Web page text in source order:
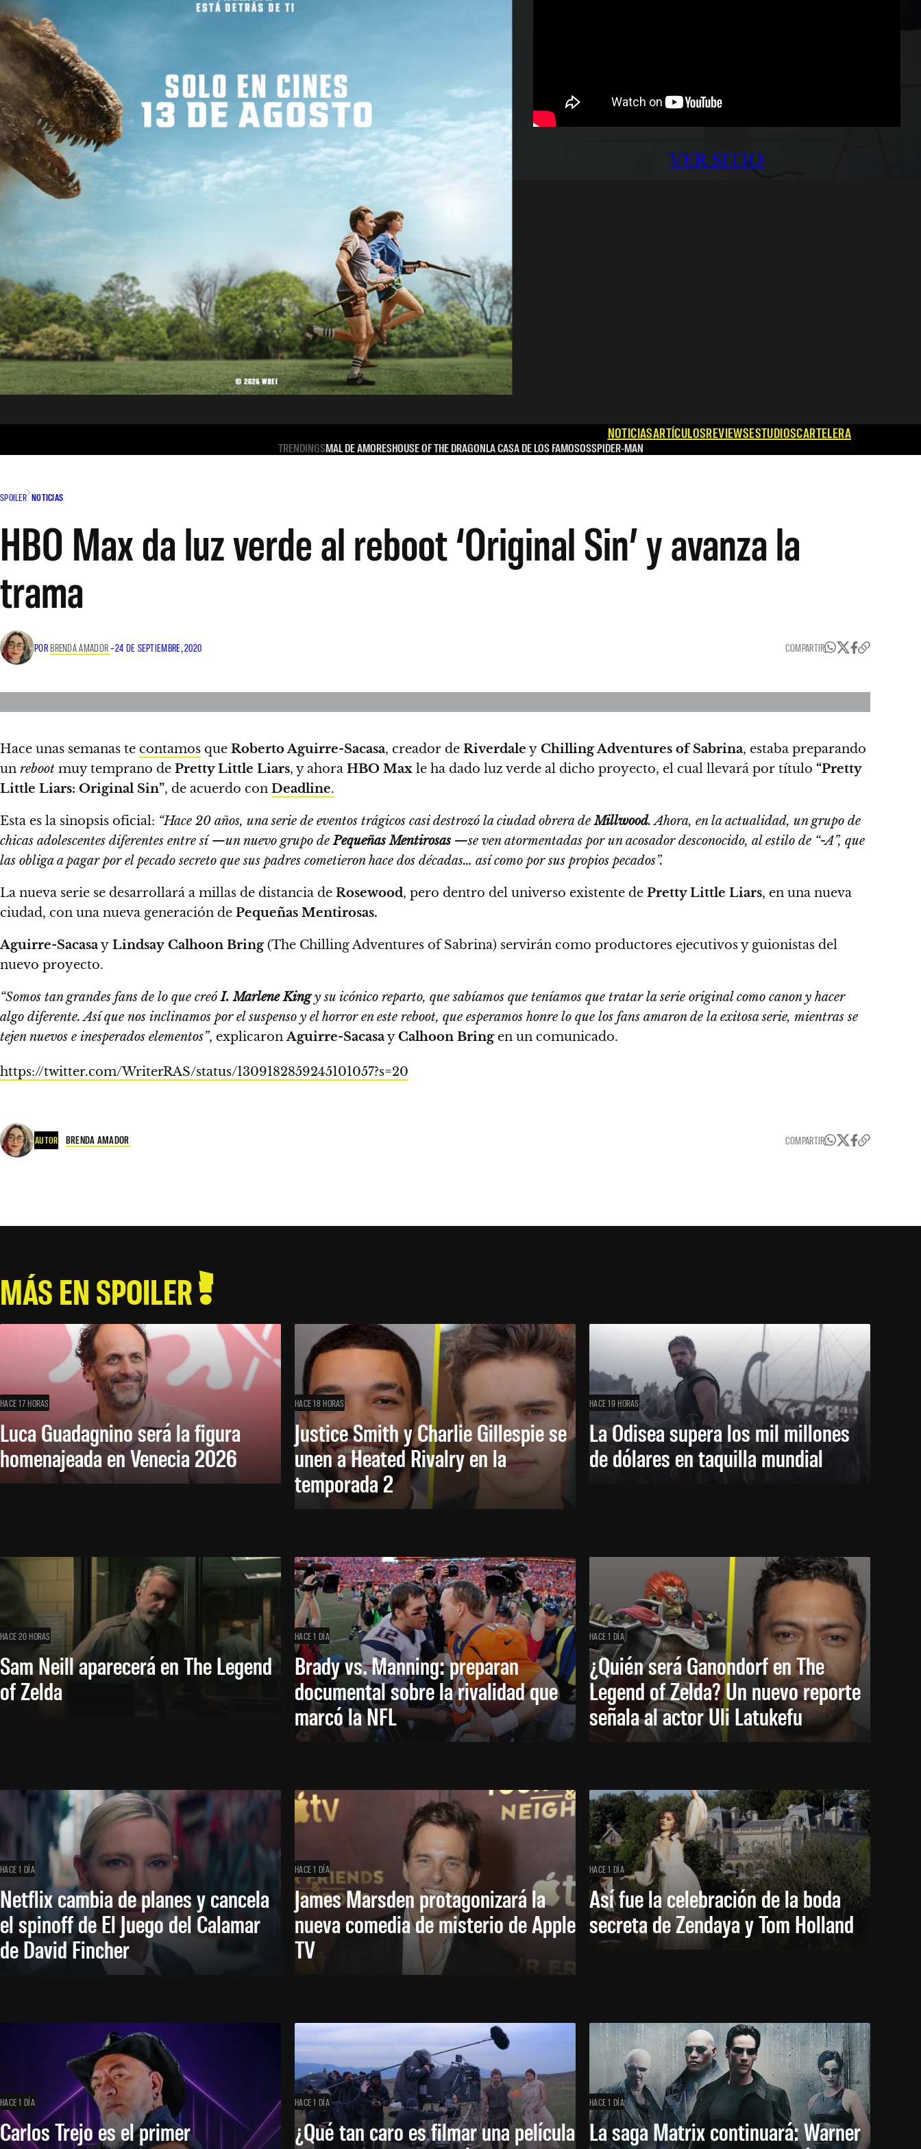
VER SITIO
NOTICIASARTÍCULOSREVIEWSESTUDIOSCARTELERA
TRENDINGSMAL DE AMORESHOUSE OF THE DRAGONLA CASA DE LOS FAMOSOSSPIDER-MAN
SPOILER NOTICIAS
HBO Max da luz verde al reboot ‘Original Sin’ y avanza la
trama
POR BRENDA AMADOR–24 DE SEPTIEMBRE, 2020 COMPARTIR
Hace unas semanas te contamos que Roberto Aguirre-Sacasa, creador de Riverdale y Chilling Adventures of Sabrina, estaba preparando
un reboot muy temprano de Pretty Little Liars, yahora HBO Max le ha dado luz verde al dicho proyecto, el cual llevará por título “Pretty
Little Liars: Original Sin”, de acuerdo con Deadline.
Esta es la sinopsis oficial: “Hace 20 años, una serie de eventos trágicos casi destrozó la ciudad obrera deMillwood. Ahora, en la actualidad, un grupo de
chicas adolescentes diferentes entre sí —un nuevo grupo dePequeñas Mentirosas —se ven atormentadas por un acosador desconocido, al estilo de “-A”, que
las obliga a pagar por el pecado secreto que sus padres cometieron hace dos décadas… así como por sus propios pecados”.
La nueva serie se desarrollará a millas de distancia de Rosewood, pero dentro del universo existente de Pretty Little Liars, en una nueva
ciudad, con una nueva generación de Pequeñas Mentirosas.
Aguirre-Sacasay Lindsay Calhoon Bring(The Chilling Adventures of Sabrina) servirán como productores ejecutivos y guionistas del
nuevo proyecto.
“Somos tan grandes fans de lo que creóI. Marlene Kingy su icónico reparto, que sabíamos que teníamos que tratar la serie original como canon y hacer
algo diferente.Así que nos inclinamos por el suspenso y el horror en este reboot, que esperamos honre lo que los fans amaron de la exitosa serie, mientras se
tejen nuevos e inesperados elementos”, explicaronAguirre-SacasayCalhoon Bringen un comunicado.
https://twitter.com/WriterRAS/status/1309182859245101057?s=20
AUTOR BRENDA AMADOR COMPARTIR
MÁS EN SPOILER
HACE 17 HORAS
Luca Guadagnino será la figura
homenajeada en Venecia 2026
HACE 18 HORAS
Justice Smith y Charlie Gillespie se
unen a Heated Rivalry en la
temporada 2
HACE 19 HORAS
La Odisea supera los mil millones
de dólares en taquilla mundial
HACE 20 HORAS
Sam Neill aparecerá en The Legend
of Zelda
HACE 1 DÍA
Brady vs. Manning: preparan
documental sobre la rivalidad que
marcó la NFL
HACE 1 DÍA
¿Quién será Ganondorf en The
Legend of Zelda? Un nuevo reporte
señala al actor Uli Latukefu
HACE 1 DÍA
Netflix cambia de planes y cancela
el spinoff de El Juego del Calamar
de David Fincher
HACE 1 DÍA
James Marsden protagonizará la
nueva comedia de misterio de Apple
TV
HACE 1 DÍA
Así fue la celebración de la boda
secreta de Zendaya y Tom Holland
HACE 1 DÍA
Carlos Trejo es el primer
HACE 1 DÍA
¿Qué tan caro es filmar una película
HACE 1 DÍA
La saga Matrix continuará: Warner